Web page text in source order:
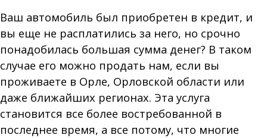
Ваш автомобиль был приобретен в кредит, и
вы еще не расплатились за него, но срочно
понадобилась большая сумма денег? В таком
случае его можно продать нам, если вы
проживаете в Орле, Орловской области или
даже ближайших регионах. Эта услуга
становится все более востребованной в
последнее время, а все потому, что многие